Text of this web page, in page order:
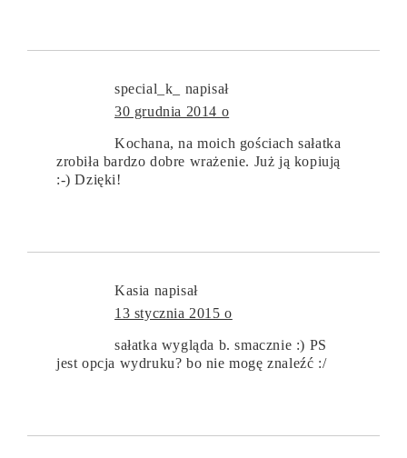
special_k_
napisał
30 grudnia 2014 o
Kochana, na moich gościach sałatka
zrobiła bardzo dobre wrażenie. Już ją kopiują
:-) Dzięki!
Kasia napisał
13 stycznia 2015 o
sałatka wygląda b. smacznie :) PS
jest opcja wydruku? bo nie mogę znaleźć :/